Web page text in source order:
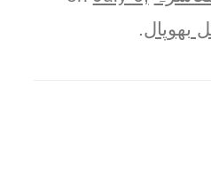
بھوپال.